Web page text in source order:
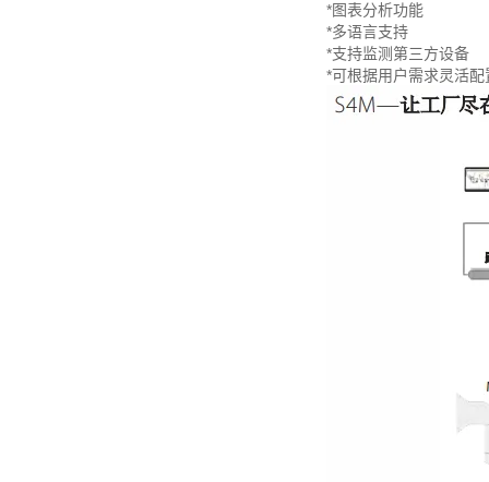
*图表分析功能
*多语言支持
*支持监测第三方设备
*可根据用户需求灵活配